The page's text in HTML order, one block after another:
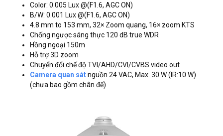
Color: 0.005 Lux @(F1.6, AGC ON)
B/W: 0.001 Lux @(F1.6, AGC ON)
4.8 mm to 153 mm, 32× Zoom quang, 16× zoom KTS
Chống ngược sáng thực 120 dB true WDR
Hồng ngoại 150m
Hỗ trợ 3D zoom
Chuyển đổi chế độ TVI/AHD/CVI/CVBS video out
Camera quan sátnguồn 24 VAC, Max. 30 W (IR:10 W)
(chưa bao gồm chân đế)